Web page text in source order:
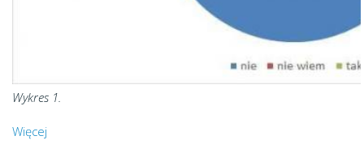
Wykres 1.
Więcej